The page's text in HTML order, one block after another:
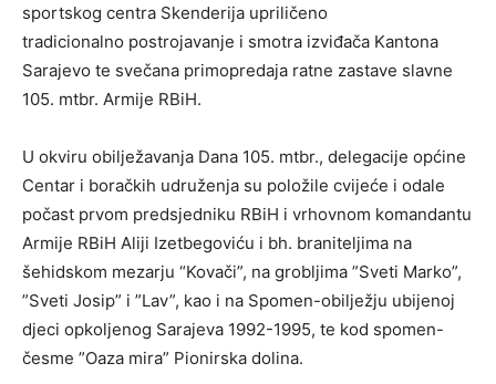
sportskog centra Skenderija upriličeno
tradicionalno postrojavanje i smotra izviđača Kantona
Sarajevo te svečana primopredaja ratne zastave slavne
105. mtbr. Armije RBiH.
U okviru obilježavanja Dana 105. mtbr., delegacije općine
Centar i boračkih udruženja su položile cvijeće i odale
počast prvom predsjedniku RBiH i vrhovnom komandantu
Armije RBiH Aliji Izetbegoviću i bh. braniteljima na
šehidskom mezarju “Kovači”, na grobljima ”Sveti Marko”,
”Sveti Josip” i ”Lav”, kao i na Spomen-obilježju ubijenoj
djeci opkoljenog Sarajeva 1992-1995, te kod spomen-
česme ”Oaza mira” Pionirska dolina.